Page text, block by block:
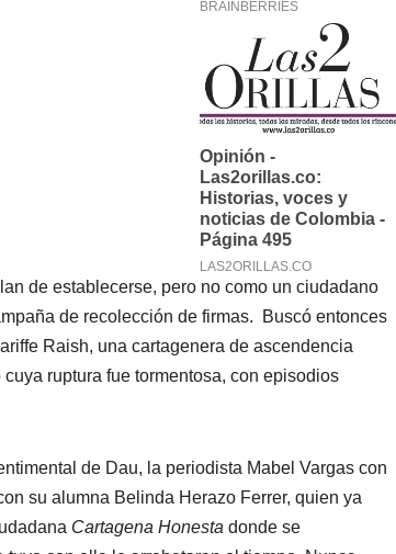
de establecerse, pero no como un ciudadano
de recolección de firmas. Buscó entonces
Raish, una cartagenera de ascendencia
ruptura fue tormentosa, con episodios
de Dau, la periodista Mabel Vargas con
su alumna Belinda Herazo Ferrer, quien ya
Cartagena Honesta donde se